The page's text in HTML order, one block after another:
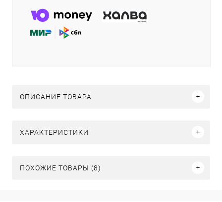
ОПИСАНИЕ ТОВАРА
ХАРАКТЕРИСТИКИ
ПОХОЖИЕ ТОВАРЫ (8)